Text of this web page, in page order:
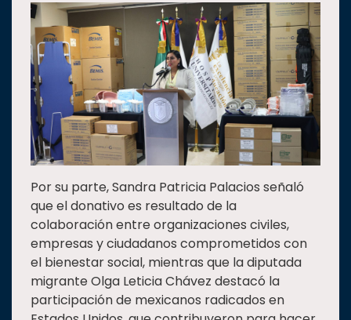
Por su parte, Sandra Patricia Palacios señaló
que el donativo es resultado de la
colaboración entre organizaciones civiles,
empresas y ciudadanos comprometidos con
el bienestar social, mientras que la diputada
migrante Olga Leticia Chávez destacó la
participación de mexicanos radicados en